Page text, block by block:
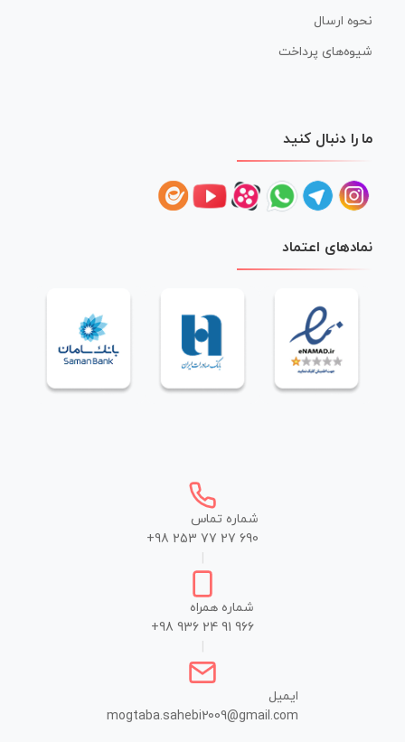
نحوه ارسال
شیوه‌های پرداخت
ما را دنبال کنید
نمادهای اعتماد
شماره تماس
+98 253 77 27 690
شماره همراه
+98 936 24 91 966
ایمیل
mogtaba.sahebi2009@gmail.com